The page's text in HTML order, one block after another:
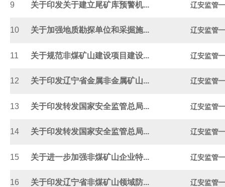
9 关于印发关于建立尾矿库预警机... 辽安监管
10 关于加强地质勘探单位和采掘施... 辽安监管
11 关于规范非煤矿山建设项目建设... 辽安监管
12 关于印发辽宁省金属非金属矿山... 辽安监管
13 关于印发转发国家安全监管总局... 辽安监管
14 关于印发转发国家安全监管总局... 辽安监管
15 关于进一步加强非煤矿山企业特... 辽安监管
16 关于印发辽宁省非煤矿山领域防... 辽安监管